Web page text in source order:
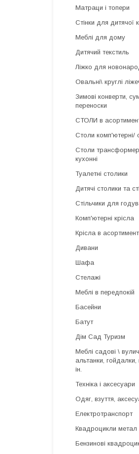
Матраци і топери
Стінки для дитячої
Меблі для дому
Дитячий текстиль
Ліжко для
Овальні\ круглі
Зимові конверти,
переноски
СТОЛИ в
Столи комп'ютерні/
Столи
кухонні
Туалетні столики
Дитячі столики та
Стільчики для
Комп'ютерні крісла
Крісла в
Дивани
Шафа
Стелажі
Меблі в передпокій
Басейни
Батут
Дім Сад Туризм
Меблі садові \
альтанки, гойдалки,
ін.
Техніка і аксесуари
Одяг, взуття,
Електротранспорт
Квадроцикли метал
Бензинові